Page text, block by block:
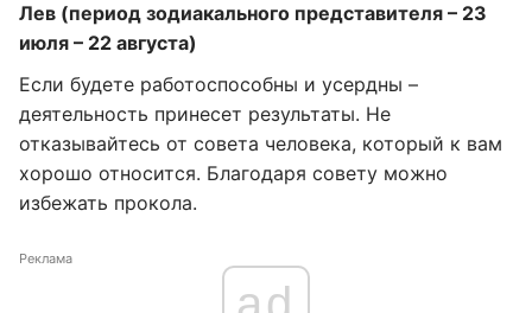
Лев (период зодиакального представителя – 23
июля – 22 августа)
Если будете работоспособны и усердны –
деятельность принесет результаты. Не
отказывайтесь от совета человека, который к вам
хорошо относится. Благодаря совету можно
избежать прокола.
Реклама